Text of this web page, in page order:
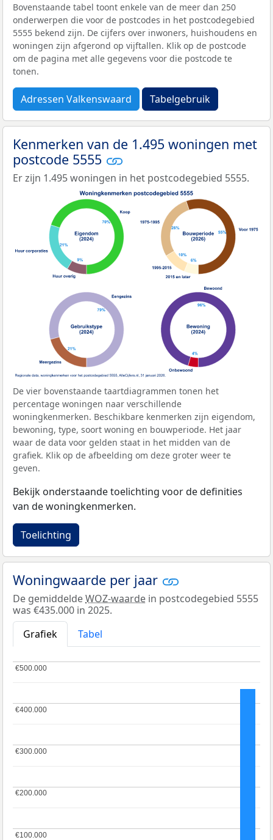
Bovenstaande tabel toont enkele van de meer dan 250
onderwerpen die voor de postcodes in het postcodegebied
5555 bekend zijn. De cijfers over inwoners, huishoudens en
woningen zijn afgerond op vijftallen. Klik op de postcode
om de pagina met alle gegevens voor die postcode te
tonen.
Adressen Valkenswaard Tabelgebruik
Kenmerken van de 1.495 woningen met
postcode 5555
Er zijn 1.495 woningen in het postcodegebied 5555.
De vier bovenstaande taartdiagrammen tonen het
percentage woningen naar verschillende
woningkenmerken. Beschikbare kenmerken zijn eigendom,
bewoning, type, soort woning en bouwperiode. Het jaar
waar de data voor gelden staat in het midden van de
grafiek. Klik op de afbeelding om deze groter weer te
geven.
Bekijk onderstaande toelichting voor de definities
van de woningkenmerken.
Toelichting
Woningwaarde per jaar
De gemiddeldeWOZ-waarde in postcodegebied 5555
was €435.000 in 2025.
Grafiek
Tabel
€100.000
€100.000
€200.000
€200.000
€300.000
€300.000
€400.000
€400.000
€500.000
€500.000